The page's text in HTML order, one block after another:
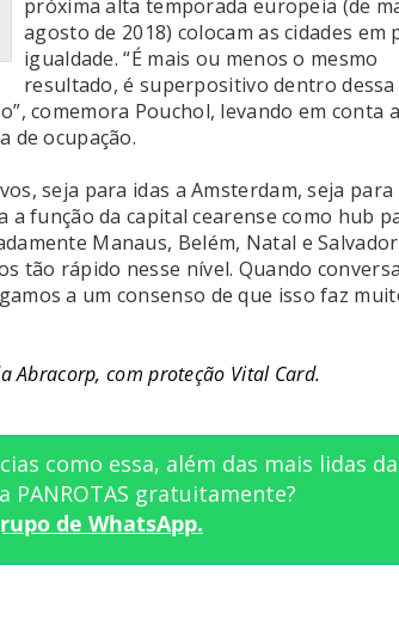
próxima alta temporada europeia (de
agosto de 2018) colocam as cidades em
igualdade. “É mais ou menos o mesmo
resultado, é superpositivo dentro dessa
comemora Pouchol, levando em conta a
de ocupação.
seja para idas a Amsterdam, seja para
a função da capital cearense como hub
Manaus, Belém, Natal e
tão rápido nesse nível. Quando
a um consenso de que isso faz
Abracorp, com proteção Vital Card.
como essa, além das mais lidas da
PANROTAS gratuitamente?
de WhatsApp.